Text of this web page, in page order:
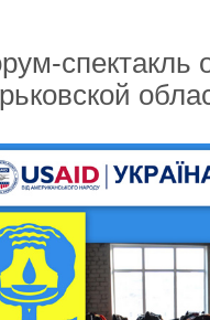
спектакль